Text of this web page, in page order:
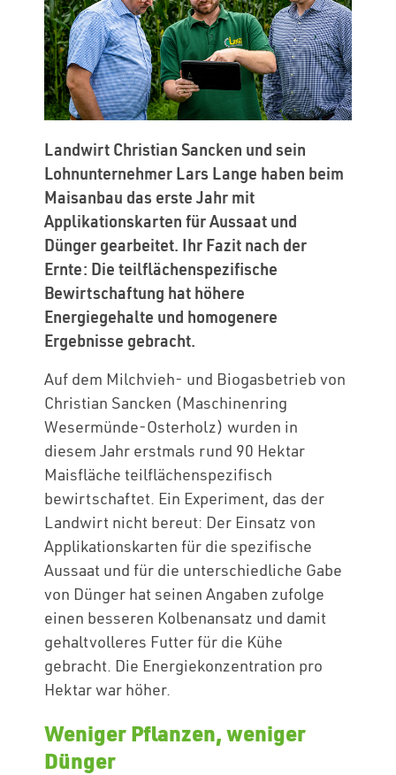
Landwirt Christian Sancken und sein
Lohnunternehmer Lars Lange haben beim
Maisanbau das erste Jahr mit
Applikationskarten für Aussaat und
Dünger gearbeitet. Ihr Fazit nach der
Ernte: Die teilflächenspezifische
Bewirtschaftung hat höhere
Energiegehalte und homogenere
Ergebnisse gebracht.
Auf dem Milchvieh- und Biogasbetrieb von
Christian Sancken (Maschinenring
Wesermünde-Osterholz) wurden in
diesem Jahr erstmals rund 90 Hektar
Maisfläche teilflächenspezifisch
bewirtschaftet. Ein Experiment, das der
Landwirt nicht bereut: Der Einsatz von
Applikationskarten für die spezifische
Aussaat und für die unterschiedliche Gabe
von Dünger hat seinen Angaben zufolge
einen besseren Kolbenansatz und damit
gehaltvolleres Futter für die Kühe
gebracht. Die Energiekonzentration pro
Hektar war höher.
Weniger Pflanzen, weniger
Dünger